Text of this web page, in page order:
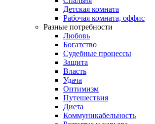
Детская комната
Рабочая комната, оффис
Разные потребности
Любовь
Богатство
Судебные процессы
Защита
Власть
Удача
Оптимизм
Путешествия
Диета
Коммуникабельность